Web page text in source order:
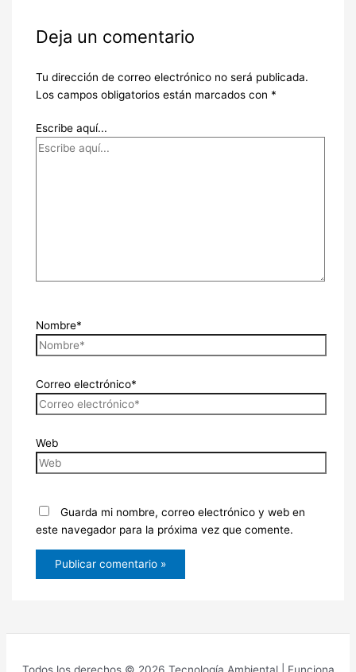
Deja un comentario
Tu dirección de correo electrónico no será publicada.
Los campos obligatorios están marcados con *
Escribe aquí...
Nombre*
Correo electrónico*
Web
Guarda mi nombre, correo electrónico y web en
este navegador para la próxima vez que comente.
Todos los derechos © 2026 Tecnología Ambiental | Funciona